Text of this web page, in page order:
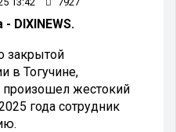
DIXINEWS.
закрытой
в Тогучине,
произошел жестокий
года сотрудник